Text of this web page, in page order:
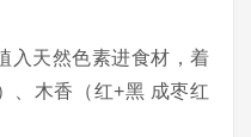
入天然色素进食材，着
、木香（红+黑 成枣红